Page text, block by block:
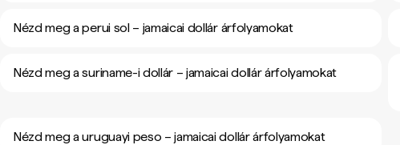
Nézd meg a perui sol – jamaicai dollár árfolyamokat
Nézd meg a suriname-i dollár – jamaicai dollár árfolyamokat
Nézd meg a uruguayi peso – jamaicai dollár árfolyamokat